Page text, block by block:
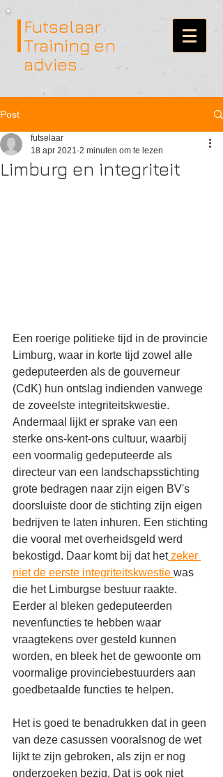
Futselaar
Training en
advies
Post
Limburg en integriteit
futselaar
18 apr 2021 2 minuten om te lezen
Een roerige politieke tijd in de provincie
Limburg, waar in korte tijd zowel alle
gedeputeerden als de gouverneur
(CdK) hun ontslag indienden vanwege
de zoveelste integriteitskwestie.
Andermaal lijkt er sprake van een
sterke ons-kent-ons cultuur, waarbij
een voormalig gedeputeerde als
directeur van een landschapsstichting
grote bedragen naar zijn eigen BV's
doorsluiste door de stichting zijn eigen
bedrijven te laten inhuren. Een stichting
die vooral met overheidsgeld werd
bekostigd. Daar komt bij dat het zeker
niet de eerste integriteitskwestie was
die het Limburgse bestuur raakte.
Eerder al bleken gedeputeerden
nevenfuncties te hebben waar
vraagtekens over gesteld kunnen
worden, en bleek het de gewoonte om
voormalige provinciebestuurders aan
goedbetaalde functies te helpen.
Het is goed te benadrukken dat in geen
van deze casussen vooralsnog de wet
lijkt te zijn gebroken, als zijn er nog
onderzoeken bezig. Dat is ook niet